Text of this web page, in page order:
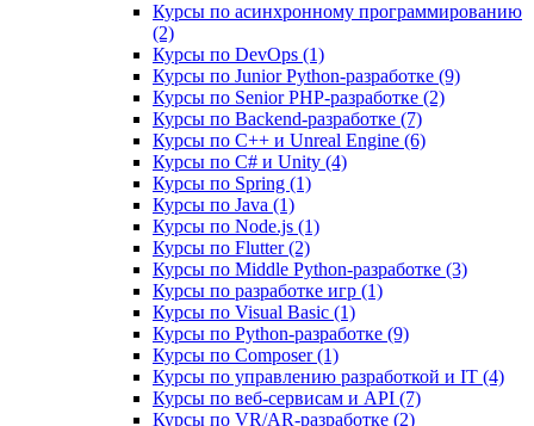
Курсы по асинхронному программированию
(2)
Курсы по DevOps (1)
Курсы по Junior Python-разработке (9)
Курсы по Senior PHP-разработке (2)
Курсы по Backend‑разработке (7)
Курсы по C++ и Unreal Engine (6)
Курсы по C# и Unity (4)
Курсы по Spring (1)
Курсы по Java (1)
Курсы по Node.js (1)
Курсы по Flutter (2)
Курсы по Middle Python-разработке (3)
Курсы по разработке игр (1)
Курсы по Visual Basic (1)
Курсы по Python-разработке (9)
Курсы по Composer (1)
Курсы по управлению разработкой и IT (4)
Курсы по веб‑сервисам и API (7)
Курсы по VR/AR‑разработке (2)